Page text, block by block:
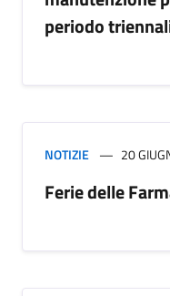
periodo
NOTIZIE 20
Ferie delle